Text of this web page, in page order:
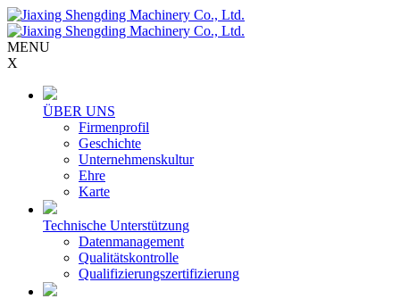
MENU
X
ÜBER UNS
Firmenprofil
Geschichte
Unternehmenskultur
Ehre
Karte
Technische Unterstützung
Datenmanagement
Qualitätskontrolle
Qualifizierungszertifizierung